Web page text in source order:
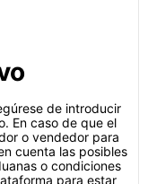
de introducir
En caso de que el
o vendedor para
cuenta las posibles
o condiciones
para estar